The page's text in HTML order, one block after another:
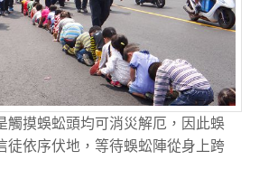
觸摸蜈蚣頭均可消災解厄，因此蜈
徒依序伏地，等待蜈蚣陣從身上跨